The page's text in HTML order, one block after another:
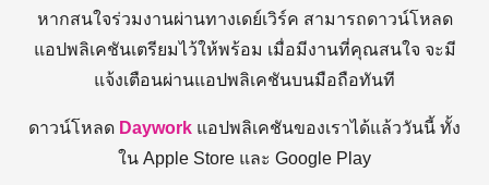
หากสนใจร่วมงานผ่านทางเดย์เวิร์ค สามารถดาวน์โหลด
แอปพลิเคชันเตรียมไว้ให้พร้อม เมื่อมีงานที่คุณสนใจ จะมี
แจ้งเตือนผ่านแอปพลิเคชันบนมือถือทันที
ดาวน์โหลด Daywork แอปพลิเคชันของเราได้แล้ววันนี้ ทั้ง
ใน Apple Store และ Google Play